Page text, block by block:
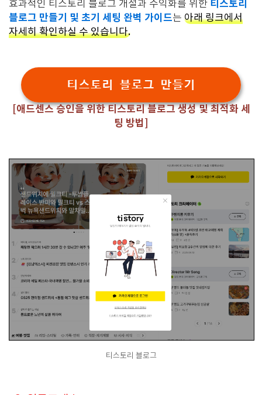
효과적인 티스토리 블로그 개설과 수익화를 위한 티스토리
블로그 만들기 및 초기 세팅 완벽 가이드는 아래 링크에서
자세히 확인하실 수 있습니다.
티스토리 블로그 만들기
[애드센스 승인을 위한 티스토리 블로그 생성 및 최적화 세
팅 방법]
티스토리 블로그